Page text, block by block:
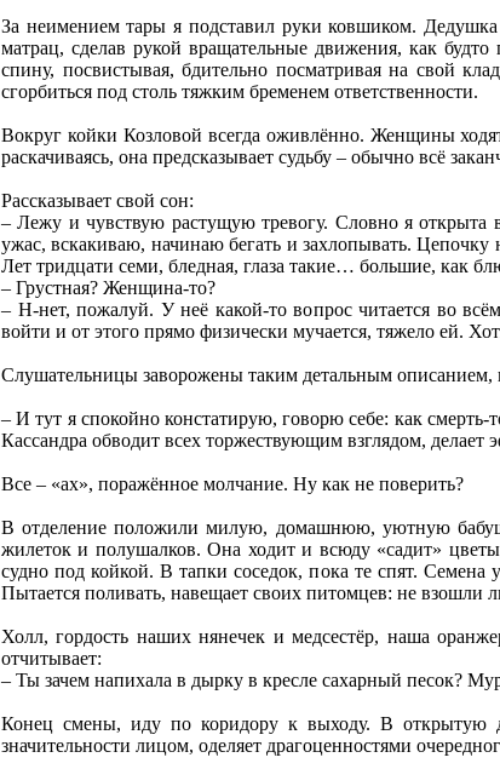
За неимением тары я подставил руки ковшиком.
матрац, сделав рукой вращательные движения, как
спину, посвистывая, бдительно посматривая на свой
сгорбиться под столь тяжким бременем ответственности.
Вокруг койки Козловой всегда оживлённо. Женщины
раскачиваясь, она предсказывает судьбу – обычно всё
Рассказывает свой сон:
– Лежу и чувствую растущую тревогу. Словно я открыта
ужас, вскакиваю, начинаю бегать и захлопывать. Цепочку
Лет тридцати семи, бледная, глаза такие… большие, как
– Грустная? Женщина-то?
– Н-нет, пожалуй. У неё какой-то вопрос читается во
войти и от этого прямо физически мучается, тяжело ей.
Слушательницы заворожены таким детальным описанием,
– И тут я спокойно констатирую, говорю себе: как
Кассандра обводит всех торжествующим взглядом, делает
Все – «ах», поражённое молчание. Ну как не поверить?
В отделение положили милую, домашнюю, уютную
жилеток и полушалков. Она ходит и всюду «садит»
судно под койкой. В тапки соседок, пока те спят.
Пытается поливать, навещает своих питомцев: не взошли
Холл, гордость наших нянечек и медсестёр, наша
отчитывает:
– Ты зачем напихала в дырку в кресле сахарный песок?
Конец смены, иду по коридору к выходу. В открытую
значительности лицом, оделяет драгоценностями